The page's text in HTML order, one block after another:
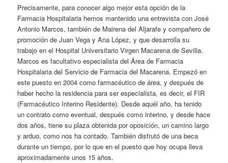
Precisamente, para conocer algo mejor esta opción de la
Farmacia Hospitalaria hemos mantenido una entrevista con José
Antonio Marcos, también de Mairena del Aljarafe y compañero de
promoción de Juan Vega y Ana López, y que desarrolla su
trabajo en el Hospital Universitario Virgen Macarena de Sevilla.
Marcos es facultativo especialista del Área de Farmacia
Hospitalaria del Servicio de Farmacia del Macarena. Empezó en
este puesto en 2004 como farmacéutico de área, y después de
haber hecho la residencia para ser especialista, es decir, el FIR
(Farmacéutico Interino Residente). Desde aquél año, ha tenido
un contrato como eventual, después como interino, y desde hace
dos años, tiene su plaza obtenida por oposición, un camino largo
y arduo, como nos ha contado. También disfrutó de una beca
durante un tiempo, por lo que en el puesto que hoy ocupa lleva
aproximadamente unos 15 años.